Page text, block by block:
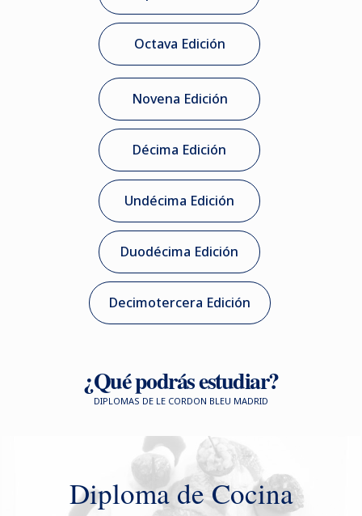
Octava Edición
Novena Edición
Décima Edición
Undécima Edición
Duodécima Edición
Decimotercera Edición
¿Qué podrás estudiar?
DIPLOMAS DE LE CORDON BLEU MADRID
Diploma de Cocina